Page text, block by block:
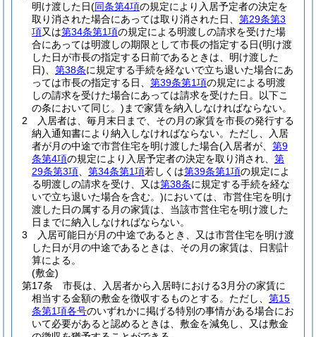
明け渡した日(同条第4項の規定により入居予定者の決定を
取り消された場合にあっては取り消された日、 第29条第3
項又は第34条第1項の規定による明渡しの請求を受けた場
合にあっては明渡しの期限として市長の指定する日(明け渡
した日が市長の指定する日前であるときは、明け渡した
日)
第38条に規定する手続を経ないで立ち退いた場合にあ
っては市長の指定する日、 第39条第1項の規定による明渡
しの請求を受けた場合にあっては請求を受けた日。以下こ
の条において同じ。) まで家賃を納入しなければならない。
2
入居者は、毎月末日まで、その月の家賃を市長の発行する
納入通知書により納入しなければならない。 ただし、入居
者が月の中途で市営住宅を明け渡した場合(入居者が、 第9
条第4項の規定により入居予定者の決定を取り消され、 第
29条第3項
第34条第1項若しくは第39条第1項の規定によ
る明渡しの請求を受け、又は第38条に規定する手続を経な
いで立ち退いた場合を含む。)においては、市営住宅を明け
渡した日の属する月の家賃は、当該市営住宅を明け渡した
日までに納入しなければならない。
3
入居可能日が月の中途であるとき、又は市営住宅を明け渡
した日が月の中途であるときは、その月の家賃は、日割計
算による。
(敷金)
第17条
市長は、入居者から入居時における3月分の家賃に
相当する金額の敷金を徴収するものとする。 ただし、 第15
条第1項各号のいずれかに掲げる特別の事情がある場合にお
いて必要があると認めるときは、敷金を減免し、又は敷金